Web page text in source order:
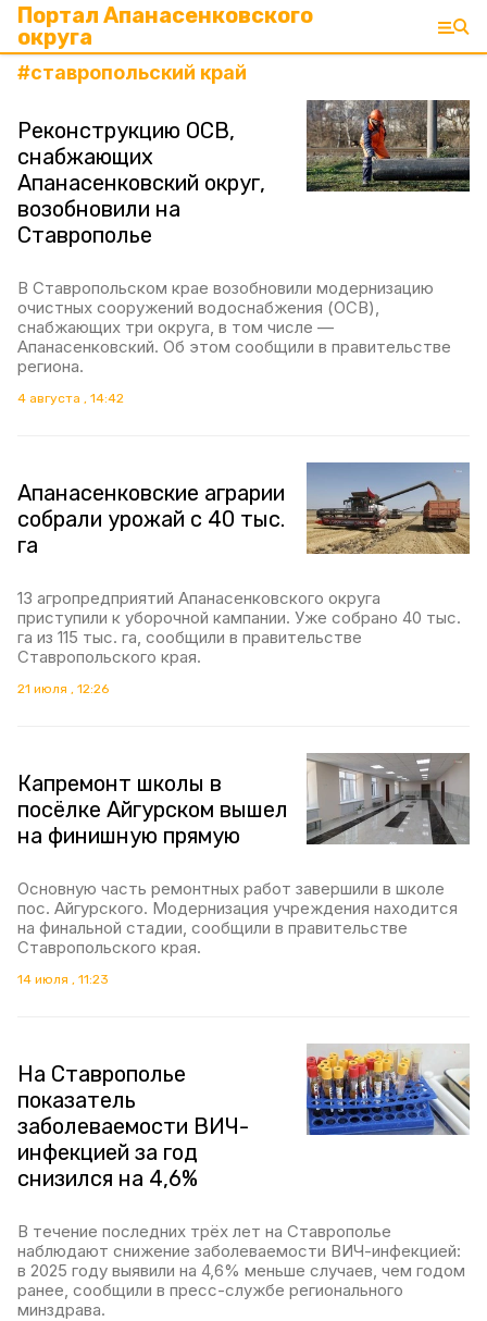
Портал Апанасенковского
округа
#ставропольский край
Реконструкцию ОСВ,
снабжающих
Апанасенковский округ,
возобновили на
Ставрополье
В Ставропольском крае возобновили модернизацию
очистных сооружений водоснабжения (ОСВ),
снабжающих три округа, в том числе —
Апанасенковский. Об этом сообщили в правительстве
региона.
4 августа , 14:42
Апанасенковские аграрии
собрали урожай с 40 тыс.
га
13 агропредприятий Апанасенковского округа
приступили к уборочной кампании. Уже собрано 40 тыс.
га из 115 тыс. га, сообщили в правительстве
Ставропольского края.
21 июля , 12:26
Капремонт школы в
посёлке Айгурском вышел
на финишную прямую
Основную часть ремонтных работ завершили в школе
пос. Айгурского. Модернизация учреждения находится
на финальной стадии, сообщили в правительстве
Ставропольского края.
14 июля , 11:23
На Ставрополье
показатель
заболеваемости ВИЧ-
инфекцией за год
снизился на 4,6%
В течение последних трёх лет на Ставрополье
наблюдают снижение заболеваемости ВИЧ-инфекцией:
в 2025 году выявили на 4,6% меньше случаев, чем годом
ранее, сообщили в пресс-службе регионального
минздрава.